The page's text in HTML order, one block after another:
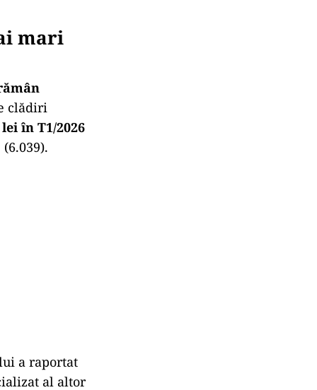
mari
clădiri
în T1/2026
a raportat
al altor